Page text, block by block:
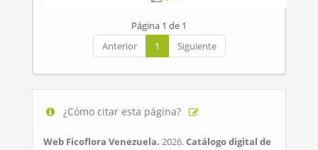
Página 1 de 1
Anterior
1 Siguiente
¿Cómo citar esta página?
Web Ficoflora Venezuela. 2026.Catálogo digital de